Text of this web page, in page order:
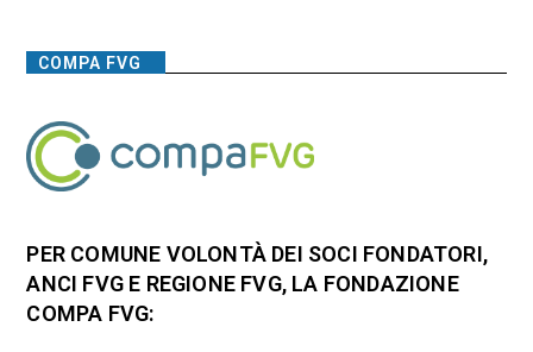
COMPA FVG
PER COMUNE VOLONTÀ DEI SOCI FONDATORI,
ANCI FVG E REGIONE FVG, LA FONDAZIONE
COMPA FVG: